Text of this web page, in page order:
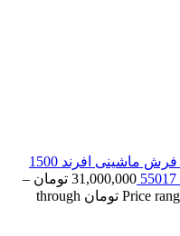
فرش ماشینی افرند 1500
31,000,000 تومان –
Price range: 31,000,000 تومان through